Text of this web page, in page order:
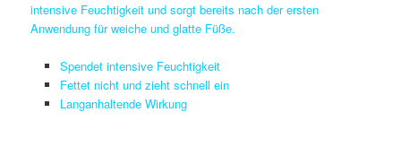
intensive Feuchtigkeit und sorgt bereits nach der ersten
Anwendung für weiche und glatte Füße.
Spendet intensive Feuchtigkeit
Fettet nicht und zieht schnell ein
Langanhaltende Wirkung